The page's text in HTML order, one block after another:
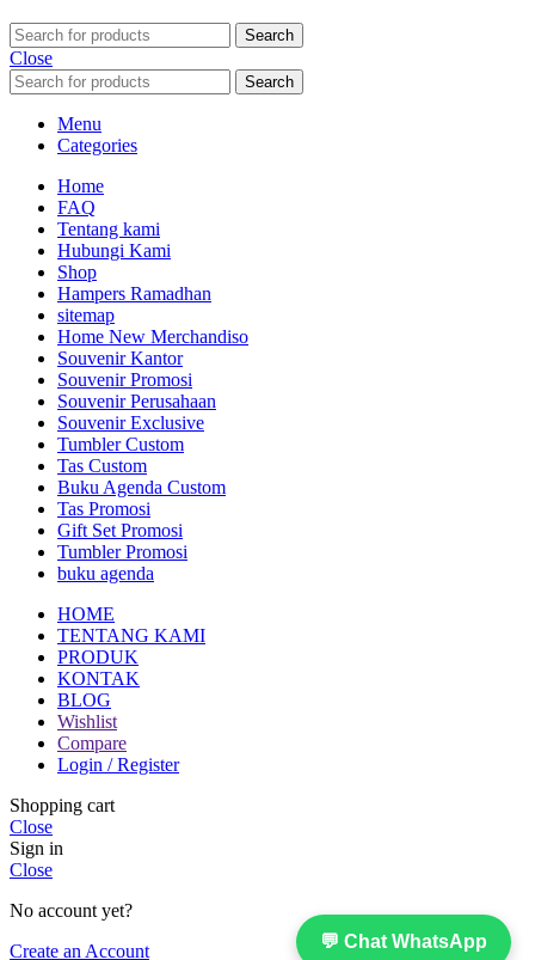
💬 Chat WhatsApp
Search
Close
Search
Menu
Categories
Home
FAQ
Tentang kami
Hubungi Kami
Shop
Hampers Ramadhan
sitemap
Home New Merchandiso
Souvenir Kantor
Souvenir Promosi
Souvenir Perusahaan
Souvenir Exclusive
Tumbler Custom
Tas Custom
Buku Agenda Custom
Tas Promosi
Gift Set Promosi
Tumbler Promosi
buku agenda
HOME
TENTANG KAMI
PRODUK
KONTAK
BLOG
Wishlist
Compare
Login / Register
Shopping cart
Close
Sign in
Close
No account yet?
Create an Account